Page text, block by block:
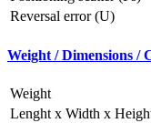
Reversal error (U)
Weight / Dimensions /
Weight
Lenght x Width x